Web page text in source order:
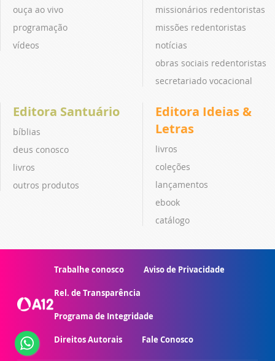
ouça ao vivo
programação
vídeos
missionários redentoristas
missões redentoristas
notícias
obras sociais redentoristas
secretariado vocacional
Editora Santuário
bíblias
deus conosco
livros
outros produtos
Editora Ideias &
Letras
livros
coleções
lançamentos
ebook
catálogo
Trabalhe conosco Aviso de Privacidade
Rel. de Transparência
Programa de Integridade
Direitos Autorais Fale Conosco